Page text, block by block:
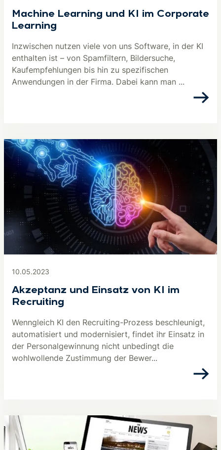
Machine Learning und KI im Corporate
Learning
Inzwischen nutzen viele von uns Software, in der KI
enthalten ist – von Spamfiltern, Bildersuche,
Kaufempfehlungen bis hin zu spezifischen
Anwendungen in der Firma. Dabei kann man ...
10.05.2023
Akzeptanz und Einsatz von KI im
Recruiting
Wenngleich KI den Recruiting-Prozess beschleunigt,
automatisiert und modernisiert, findet ihr Einsatz in
der Personalgewinnung nicht unbedingt die
wohlwollende Zustimmung der Bewer...